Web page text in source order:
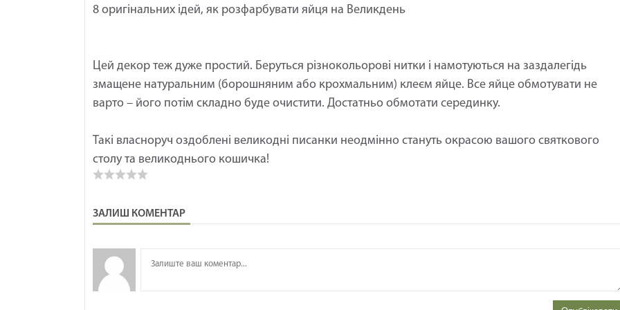
8 оригінальних ідей, як розфарбувати яйця на Великдень
Цей декор теж дуже простий. Беруться різнокольорові нитки і намотуються на заздалегідь
змащене натуральним (борошняним або крохмальним) клеєм яйце. Все яйце обмотувати не
варто – його потім складно буде очистити. Достатньо обмотати серединку.
Такі власноруч оздоблені великодні писанки неодмінно стануть окрасою вашого святкового
столу та великоднього кошичка!
ЗАЛИШ КОМЕНТАР